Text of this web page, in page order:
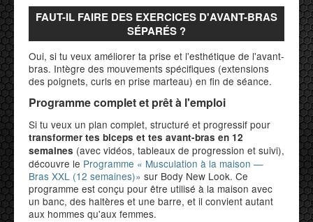
FAUT-IL FAIRE DES EXERCICES D'AVANT-BRAS
SÉPARÉS ?
Oui, si tu veux améliorer ta prise et l'esthétique de l'avant-
bras. Intègre des mouvements spécifiques (extensions
des poignets, curls en prise marteau) en fin de séance.
Programme complet et prêt à l'emploi
Si tu veux un plan complet, structuré et progressif pour
transformer tes biceps et tes avant-bras en 12
semaines (avec vidéos, tableaux de progression et suivi),
découvre le Programme « Musculation à la maison —
Bras XXL (12 semaines)» sur Body New Look. Ce
programme est conçu pour être utilisé à la maison avec
un banc, des haltères et une barre, et il convient autant
aux hommes qu'aux femmes.